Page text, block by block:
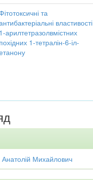
та
властивості
1-арилтетразолвмістних
похідних 1-тетралін-6-іл-
Михайлович